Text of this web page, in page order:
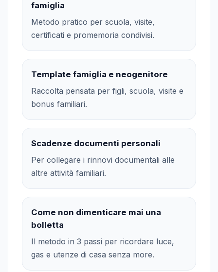
famiglia
Metodo pratico per scuola, visite,
certificati e promemoria condivisi.
Template famiglia e neogenitore
Raccolta pensata per figli, scuola, visite e
bonus familiari.
Scadenze documenti personali
Per collegare i rinnovi documentali alle
altre attività familiari.
Come non dimenticare mai una
bolletta
Il metodo in 3 passi per ricordare luce,
gas e utenze di casa senza more.